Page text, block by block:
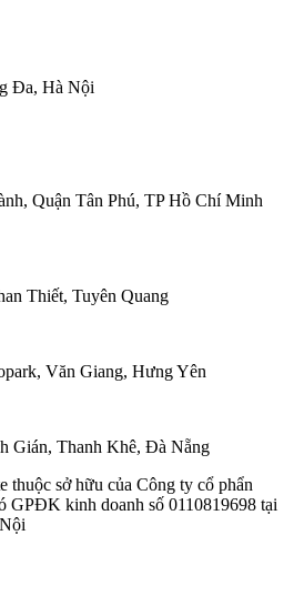
Đa, Hà Nội
Quận Tân Phú, TP Hồ Chí Minh
Thiết, Tuyên Quang
Văn Giang, Hưng Yên
Gián, Thanh Khê, Đà Nẵng
thuộc sở hữu của Công ty cổ phẩn
GPĐK kinh doanh số 0110819698 tại